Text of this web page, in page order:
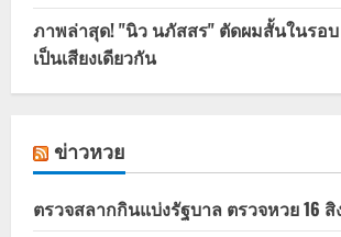
ภาพล่าสุด! "นิว นภัสสร" ตัดผมสั้นในรอ
เป็นเสียงเดียวกัน
ข่าวหวย
ตรวจสลากกินแบ่งรัฐบาล ตรวจหวย 16